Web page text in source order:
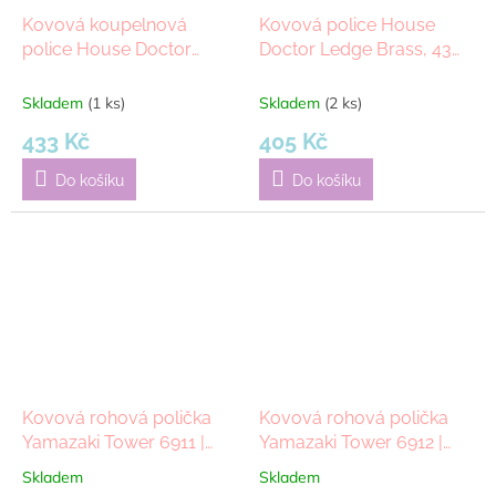
Kovová koupelnová
police House Doctor
Skladem (1 ks)
433 Kč
Do košíku
Kovová police House
Doctor Ledge Brass, 43
Skladem (2 ks)
405 Kč
Do košíku
Kovová rohová polička
Yamazaki Tower 6911 |
bílá
Průměrné
Skladem
Kovová rohová polička
Yamazaki Tower 6912 |
černá
Průměrné
Skladem